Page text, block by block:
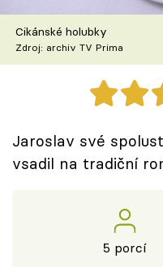
Škola vaření
Recepty z TV
Speciál: Cuketa
Těhotnej kuchař
Sledujte prima+
Cikánské holubky
Zdroj: archiv TV Prima
Jaroslav své
vsadil na tradiční
5 porcí